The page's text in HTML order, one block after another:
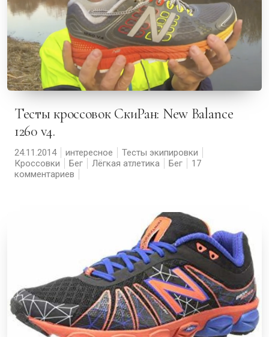
Тесты кроссовок СкиРан: New Balance
1260 v4.
24.11.2014 интересное
Тесты экипировки
Кроссовки
Бег Лёгкая атлетика Бег
17
комментариев